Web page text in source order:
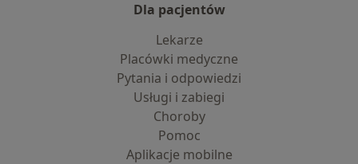
Dla pacjentów
Lekarze
Placówki medyczne
Pytania i odpowiedzi
Usługi i zabiegi
Choroby
Pomoc
Aplikacje mobilne